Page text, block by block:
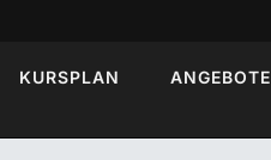
KURSPLAN ANGEBOTE